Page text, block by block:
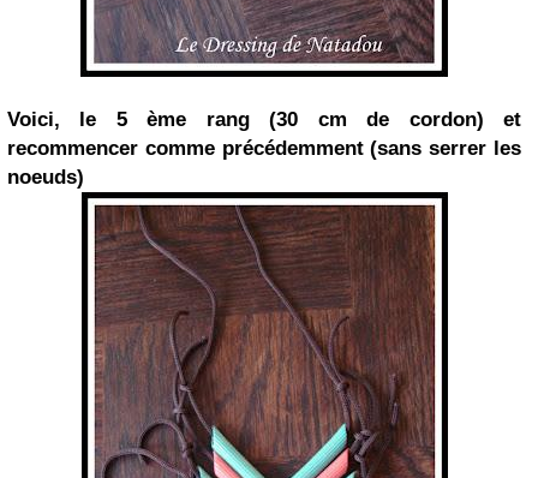
Voici, le 5 ème rang (30 cm de cordon) et
recommencer comme précédemment (sans serrer les
noeuds)